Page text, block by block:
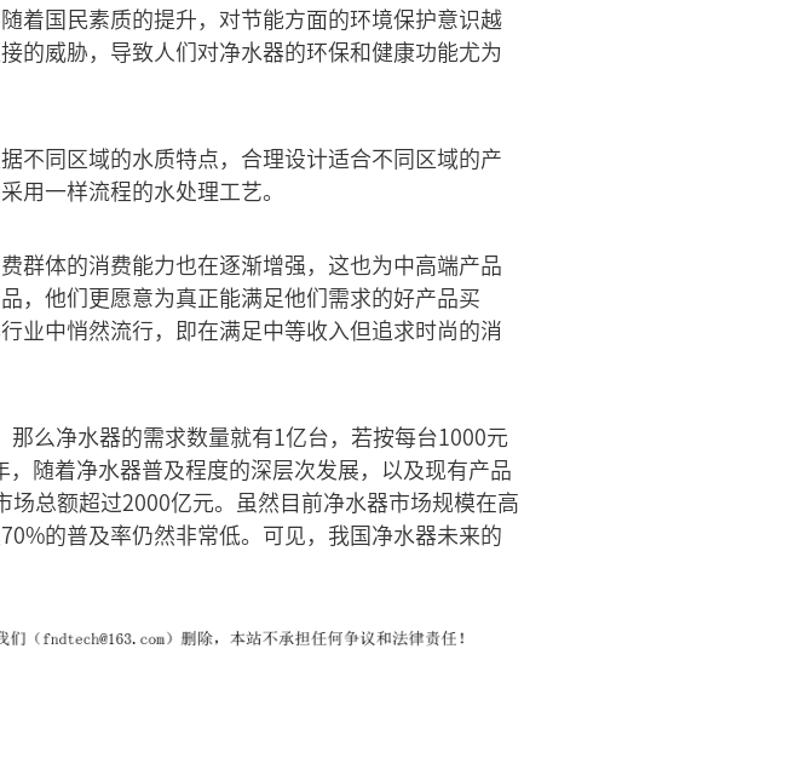
着国民素质的提升，对节能方面的环境保护意识越
的威胁，导致人们对净水器的环保和健康功能尤为
不同区域的水质特点，合理设计适合不同区域的产
用一样流程的水处理工艺。
群体的消费能力也在逐渐增强，这也为中高端产品
，他们更愿意为真正能满足他们需求的好产品买
业中悄然流行，即在满足中等收入但追求时尚的消
么净水器的需求数量就有1亿台，若按每台1000元
随着净水器普及程度的深层次发展，以及现有产品
总额超过2000亿元。虽然目前净水器市场规模在高
的普及率仍然非常低。可见，我国净水器未来的